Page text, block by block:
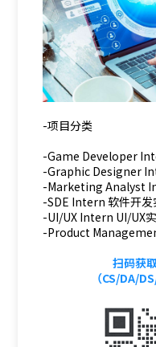
-项目分类
-Game Developer
-Graphic Designer
-Marketing Analyst
-SDE Intern 软件开发
-UI/UX Intern UI/UX
-Product
扫码获
（CS/DA/